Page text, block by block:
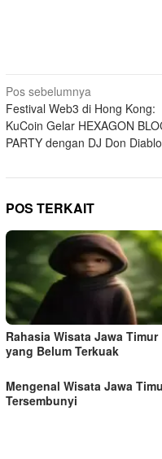
N
a
v
g
a
s
i
p
o
s
Pos sebelumnya
Festival Web3 di Hong Kong:
KuCoin Gelar HEXAGON
PARTY dengan DJ Don Diablo
POS TERKAIT
Rahasia Wisata Jawa Timur
yang Belum Terkuak
Mengenal Wisata Jawa
Tersembunyi